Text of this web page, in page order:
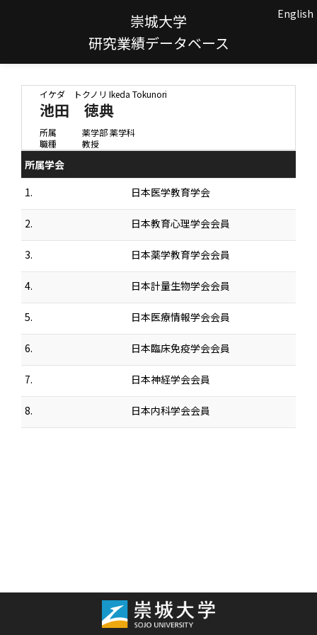
崇城大学
研究業績データベース
English
イケダ トクノリ Ikeda Tokunori
池田 徳典
所属
薬学部 薬学科
職種
教授
所属学会
1.
日本医学教育学会
2. 日本教育心理学会会員
3. 日本薬学教育学会会員
4. 日本計量生物学会会員
5. 日本医療情報学会会員
6. 日本臨床免疫学会会員
7. 日本神経学会会員
8. 日本内科学会会員